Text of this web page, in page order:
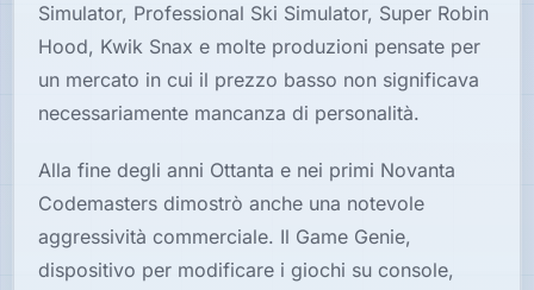
Simulator, Professional Ski Simulator, Super Robin
Hood, Kwik Snax e molte produzioni pensate per
un mercato in cui il prezzo basso non significava
necessariamente mancanza di personalità.
Alla fine degli anni Ottanta e nei primi Novanta
Codemasters dimostrò anche una notevole
aggressività commerciale. Il Game Genie,
dispositivo per modificare i giochi su console,